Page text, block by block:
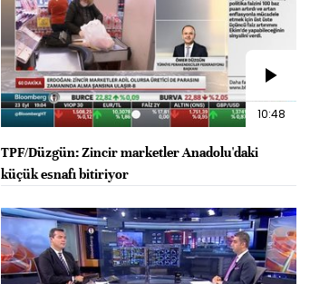
10:48
TPF/Düzgün: Zincir marketler Anadolu'daki
küçük esnafı bitiriyor